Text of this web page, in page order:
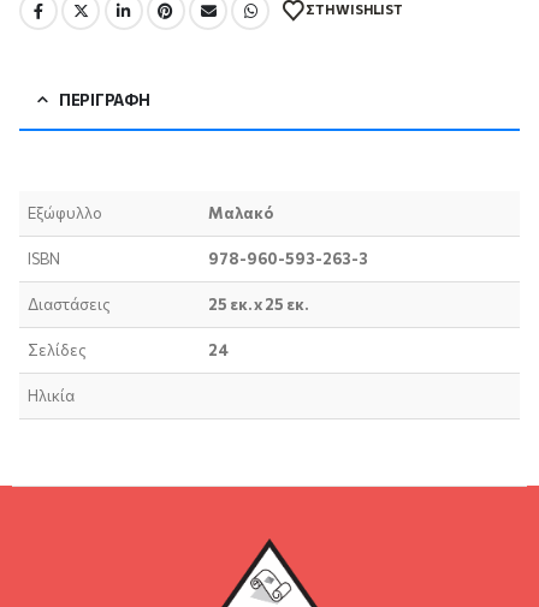
ΣΤΗ WISHLIST
ΠΕΡΙΓΡΑΦΉ
Εξώφυλλο Μαλακό
ISBN 978-960-593-263-3
Διαστάσεις 25 εκ. x 25 εκ.
Σελίδες 24
Ηλικία